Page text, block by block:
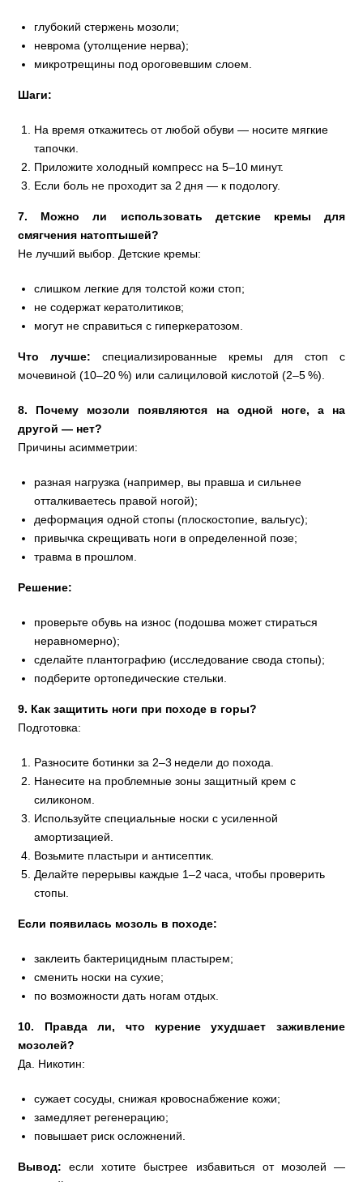
глубокий стержень мозоли;
неврома (утолщение нерва);
микротрещины под ороговевшим слоем.
Шаги:
На время откажитесь от любой обуви — носите мягкие
тапочки.
Приложите холодный компресс на 5–10 минут.
Если боль не проходит за 2 дня — к подологу.
7. Можно ли использовать детские кремы для
смягчения натоптышей?
Не лучший выбор. Детские кремы:
слишком легкие для толстой кожи стоп;
не содержат кератолитиков;
могут не справиться с гиперкератозом.
Что лучше: специализированные кремы для стоп с
мочевиной (10–20 %) или салициловой кислотой (2–5 %).
8. Почему мозоли появляются на одной ноге, а на
другой — нет?
Причины асимметрии:
разная нагрузка (например, вы правша и сильнее
отталкиваетесь правой ногой);
деформация одной стопы (плоскостопие, вальгус);
привычка скрещивать ноги в определенной позе;
травма в прошлом.
Решение:
проверьте обувь на износ (подошва может стираться
неравномерно);
сделайте плантографию (исследование свода стопы);
подберите ортопедические стельки.
9. Как защитить ноги при походе в горы?
Подготовка:
Разносите ботинки за 2–3 недели до похода.
Нанесите на проблемные зоны защитный крем с
силиконом.
Используйте специальные носки с усиленной
амортизацией.
Возьмите пластыри и антисептик.
Делайте перерывы каждые 1–2 часа, чтобы проверить
стопы.
Если появилась мозоль в походе:
заклеить бактерицидным пластырем;
сменить носки на сухие;
по возможности дать ногам отдых.
10. Правда ли, что курение ухудшает заживление
мозолей?
Да. Никотин:
сужает сосуды, снижая кровоснабжение кожи;
замедляет регенерацию;
повышает риск осложнений.
Вывод: если хотите быстрее избавиться от мозолей —